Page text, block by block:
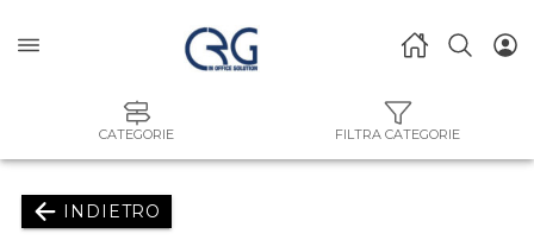
CATEGORIE FILTRA CATEGORIE
INDIETRO